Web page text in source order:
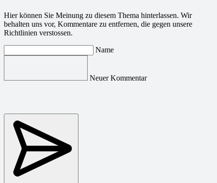
Hier können Sie Meinung zu diesem Thema hinterlassen. Wir
behalten uns vor, Kommentare zu entfernen, die gegen unsere
Richtlinien verstossen.
Name
Neuer Kommentar